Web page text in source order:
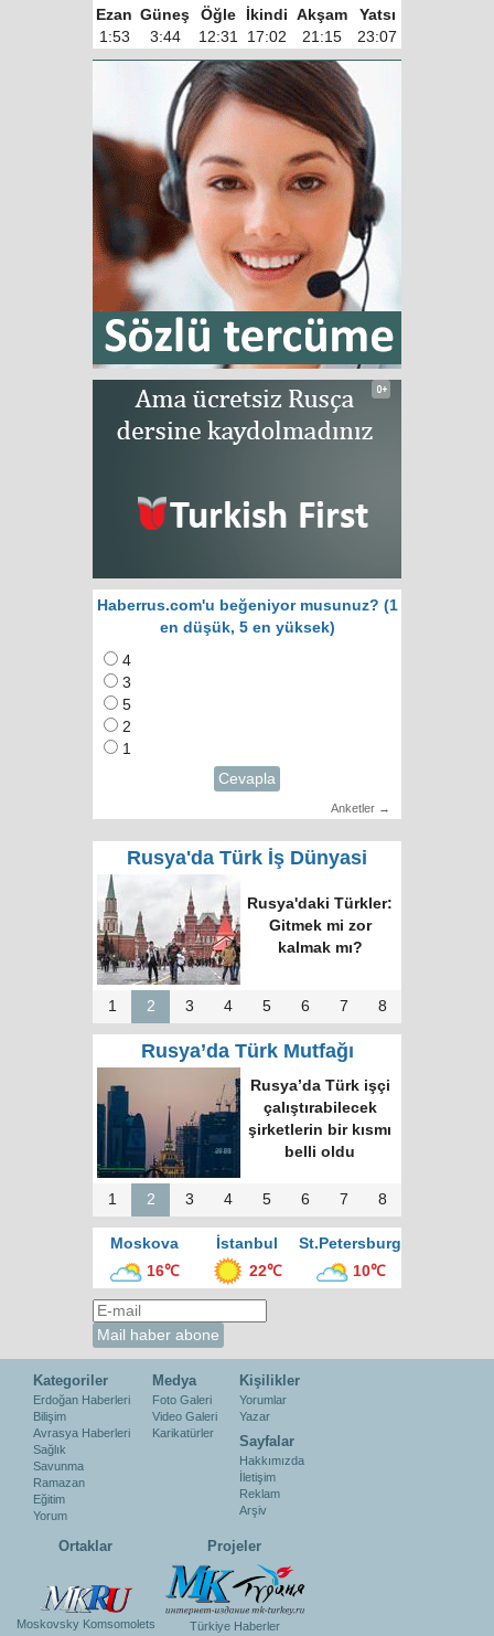
Ezan Güneş Öğle İkindi Akşam
Yatsı
1:53
3:44 12:31 17:02 21:15 23:07
Haberrus.com'u beğeniyor musunuz? (1
en düşük, 5 en yüksek)
4
3
5
2
1
Cevapla
Anketler →
Rusya'da Türk İş Dünyasi
Rusya'daki Türkler:
Gitmek mi zor
kalmak mı?
1 2 3 4 5 6 7 8
Rusya’da Türk Mutfağı
Rusya’da Türk işçi
çalıştırabilecek
şirketlerin bir kısmı
belli oldu
1 2 3 4 5 6 7 8
Moskova İstanbul
St.Petersburg
16℃
22℃ 10℃
Kategoriler
Erdoğan Haberleri
Bilişim
Avrasya Haberleri
Sağlık
Savunma
Ramazan
Eğitim
Yorum
Medya
Foto Galeri
Video Galeri
Karikatürler
Kişilikler
Yorumlar
Yazar
Sayfalar
Hakkımızda
İletişim
Reklam
Arşiv
Ortaklar
Moskovsky Komsomolets
Projeler
Türkiye Haberler